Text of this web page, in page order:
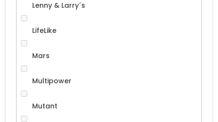
Lenny & Larry´s
LifeLike
Mars
Multipower
Mutant